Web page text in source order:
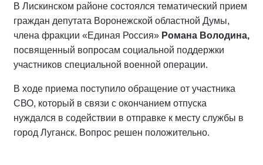
В Лискинском районе состоялся тематический прием
граждан депутата Воронежской областной Думы,
члена фракции «Единая Россия» Романа Володина,
посвященный вопросам социальной поддержки
участников специальной военной операции.
В ходе приема поступило обращение от участника
СВО, который в связи с окончанием отпуска
нуждался в содействии в отправке к месту службы в
город Луганск. Вопрос решен положительно.